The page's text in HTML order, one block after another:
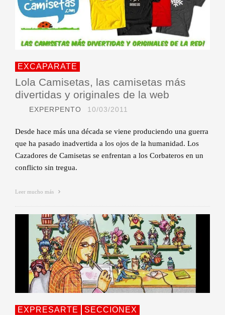
EXCAPARATE
Lola Camisetas, las camisetas más
divertidas y originales de la web
EXPERPENTO 10/03/2011
Desde hace más una década se viene produciendo una guerra
que ha pasado inadvertida a los ojos de la humanidad. Los
Cazadores de Camisetas se enfrentan a los Corbateros en un
conflicto sin tregua.
Leer mucho más
EXPRESARTE SECCIONEX